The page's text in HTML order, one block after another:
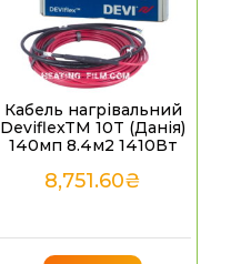
Кабель нагрівальний
DeviflexTM 10T (Данія)
140мп 8.4м2 1410Вт
8,751.60₴